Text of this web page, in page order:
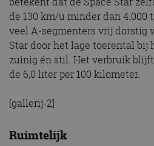
de 130 km/u minder dan 4.000
veel A-segmenters vrij dorstig
Star door het lage toerental bij
zuinig én stil. Het verbruik
de 6,0 liter per 100 kilometer.
[gallerij-2]
Ruimtelijk